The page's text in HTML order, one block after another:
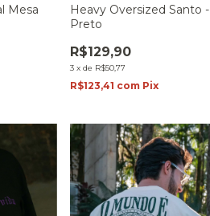
Mesa
Heavy Oversized Santo -
Preto
R$129,90
3 x de R$50,77
R$123,41 com Pix